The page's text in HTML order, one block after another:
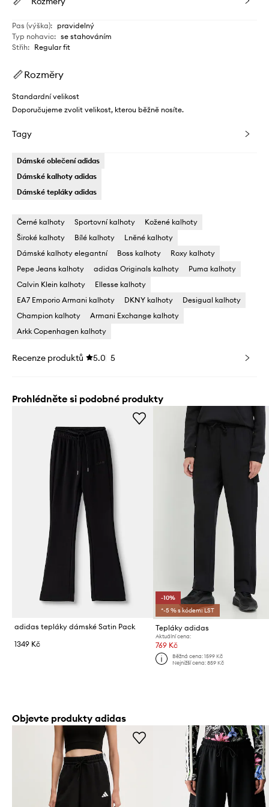
Pas (výška): pravidelný
Typ nohavic: se stahováním
Střih: Regular fit
Rozměry
Standardní velikost
Doporučujeme zvolit velikost, kterou běžně nosíte.
Tagy
Dámské oblečení adidas
Dámské kalhoty adidas
Dámské tepláky adidas
Černé kalhoty Sportovní kalhoty
Kožené kalhoty
Široké kalhoty
Bílé kalhoty
Lněné kalhoty
Dámské kalhoty elegantní
Boss kalhoty
Roxy kalhoty
Pepe Jeans kalhoty
adidas Originals kalhoty
Puma kalhoty
Calvin Klein kalhoty
Ellesse kalhoty
EA7 Emporio Armani kalhoty
DKNY kalhoty
Desigual kalhoty
Champion kalhoty
Armani Exchange kalhoty
Arkk Copenhagen kalhoty
Recenze produktů 5.0 5
Prohlédněte si podobné produkty
adidas tepláky dámské Satin Pack
1349 Kč
-10%
*-5 % s kódem: LST
Tepláky adidas
Aktuální cena:
769 Kč
Běžná cena: 1599 Kč
Nejnižší cena: 859 Kč
Objevte produkty adidas